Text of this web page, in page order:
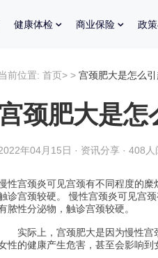
健康体检 商业保险 政
前位置: 首页> > 宫颈肥大是怎么引
颈肥大是怎
年04月15日 · 资讯分享 · 408人
性宫颈炎可见宫颈有不同程度的糜
诊宫颈较硬。 慢性宫颈炎可见宫
脓性分泌物，触诊宫颈较硬。
实际上，宫颈肥大是因为慢性宫
性的健康产生危害，甚至会影响